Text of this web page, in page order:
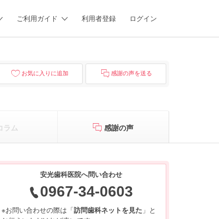
ご利用ガイド 利用者登録 ログイン
お気に入りに追加 感謝の声を送る
ラム 感謝の声
安光歯科医院へ問い合わせ
0967-34-0603
※お問い合わせの際は「訪問歯科ネットを見た 」と